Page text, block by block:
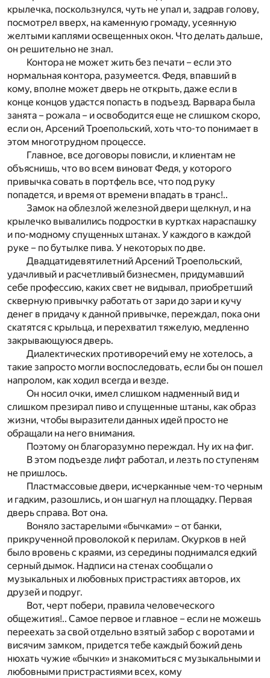
крылечка, поскользнулся, чуть не упал и, задрав голову,
посмотрел вверх, на каменную громаду, усеянную
желтыми каплями освещенных окон. Что делать дальше,
он решительно не знал.
Контора не может жить без печати – если это
нормальная контора, разумеется. Федя, впавший в
кому, вполне может дверь не открыть, даже если в
конце концов удастся попасть в подъезд. Варвара была
занята – рожала – и освободится еще не слишком скоро,
если он, Арсений Троепольский, хоть что-то понимает в
этом многотрудном процессе.
Главное, все договоры повисли, и клиентам не
объяснишь, что во всем виноват Федя, у которого
привычка совать в портфель все, что под руку
попадется, и время от времени впадать в транс!..
Замок на облезлой железной двери щелкнул, и на
крылечко вывалились подростки в куртках нараспашку
и по-модному спущенных штанах. У каждого в каждой
руке – по бутылке пива. У некоторых по две.
Двадцатидевятилетний Арсений Троепольский,
удачливый и расчетливый бизнесмен, придумавший
себе профессию, каких свет не видывал, приобретший
скверную привычку работать от зари до зари и кучу
денег в придачу к данной привычке, переждал, пока они
скатятся с крыльца, и перехватил тяжелую, медленно
закрывающуюся дверь.
Диалектических противоречий ему не хотелось, а
такие запросто могли воспоследовать, если бы он пошел
напролом, как ходил всегда и везде.
Он носил очки, имел слишком надменный вид и
слишком презирал пиво и спущенные штаны, как образ
жизни, чтобы выразители данных идей просто не
обращали на него внимания.
Поэтому он благоразумно переждал. Ну их на фиг.
В этом подъезде лифт работал, и лезть по ступеням
не пришлось.
Пластмассовые двери, исчерканные чем-то черным
и гадким, разошлись, и он шагнул на площадку. Первая
дверь справа. Вот она.
Воняло застарелыми «бычками» – от банки,
прикрученной проволокой к перилам. Окурков в ней
было вровень с краями, из середины поднимался едкий
серный дымок. Надписи на стенах сообщали о
музыкальных и любовных пристрастиях авторов, их
друзей и подруг.
Вот, черт побери, правила человеческого
общежития!.. Самое первое и главное – если не можешь
переехать за свой отдельно взятый забор с воротами и
висячим замком, придется тебе каждый божий день
нюхать чужие «бычки» и знакомиться с музыкальными и
любовными пристрастиями всех, кому